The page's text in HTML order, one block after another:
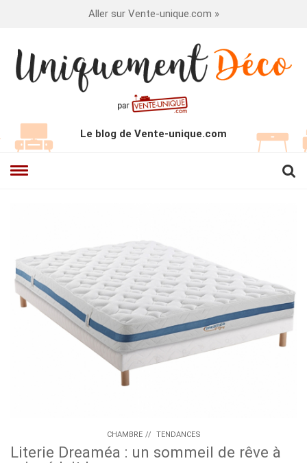
Aller sur Vente-unique.com »
Le blog de Vente-unique.com
CHAMBRE // TENDANCES
Literie Dreaméa : un sommeil de rêve à